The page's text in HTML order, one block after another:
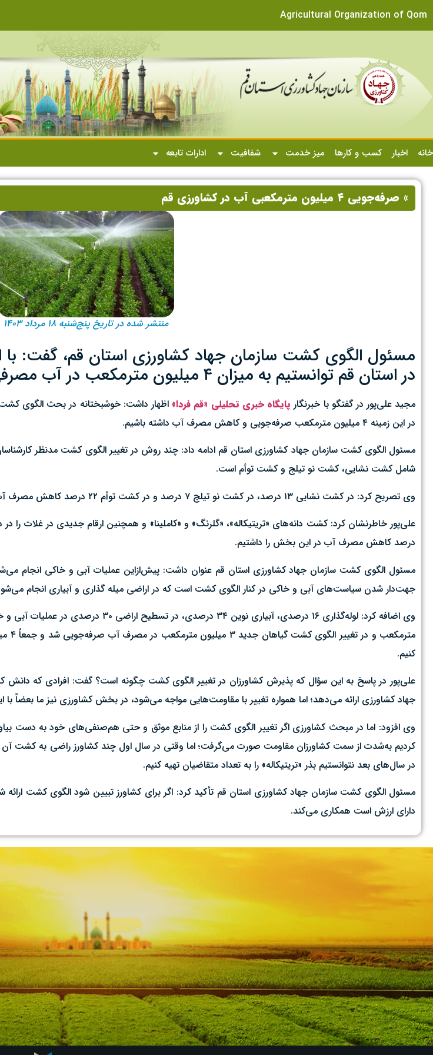
Agricultural Organization of Qom
خانه
اخبار کسب و کارها میز خدمت شفافیت ادارات تابعه
» صرفه‌جویی ۴ میلیون مترمکعبی آب در کشاورزی قم
منتشر شده در تاریخ پنج‌شنبه ۱۸ مرداد ۱۴۰۳
مسئول الگوی کشت سازمان جهاد کشاورزی استان قم، گفت:
در استان قم توانستیم به میزان ۴ میلیون مترمکعب در آب مصرفی بخش کشاورزی صرفه‌جویی کنیم.
مجید علی‌پور در گفتگو با خبرنگار پایگاه خبری تحلیلی «قم فردا» اظهار داشت: خوشبختانه در بحث الگوی
در این زمینه ۴ میلیون مترمکعب صرفه‌جویی و کاهش مصرف آب داشته باشیم.
مسئول الگوی کشت سازمان جهاد کشاورزی استان قم ادامه داد: چند روش در تغییر الگوی کشت مدنظر
شامل کشت نشایی، کشت نو تیلج و کشت توأم است.
وی تصریح کرد: در کشت نشایی ۱۳ درصد، در کشت نو تیلج ۷ درصد و در کشت توأم ۲۲ درصد کاهش مصرف آب را در کشاورزی استان قم با تغییر الگوی کشت شاهد بودیم.
درصد کاهش مصرف آب در این بخش را داشتیم.
مسئول الگوی کشت سازمان جهاد کشاورزی استان قم عنوان داشت: پیش‌ازاین عملیات آبی و خاکی انجام
جهت‌دار شدن سیاست‌های آبی و خاکی در کنار الگوی کشت است که در اراضی میله گذاری و آبیاری انجام
کنیم.
علی‌پور در پاسخ به این سؤال که پذیرش کشاورزان در تغییر الگوی کشت چگونه است؟ گفت: افرادی که دانش
جهاد کشاورزی ارائه می‌دهد؛ اما همواره تغییر با مقاومت‌هایی مواجه می‌شود، در بخش کشاورزی نیز ما بعضاً
وی افزود: اما در مبحث کشاورزی اگر تغییر الگوی کشت را از منابع موثق و حتی هم‌صنفی‌های خود به دست
کردیم به‌شدت از سمت کشاورزان مقاومت صورت می‌گرفت؛ اما وقتی در سال اول چند کشاورز راضی به کشت آن
در سال‌های بعد نتوانستیم بذر «تریتیکاله» را به تعداد متقاضیان تهیه کنیم.
مسئول الگوی کشت سازمان جهاد کشاورزی استان قم تأکید کرد: اگر برای کشاورز تبیین شود الگوی کشت
دارای ارزش است همکاری می‌کند.